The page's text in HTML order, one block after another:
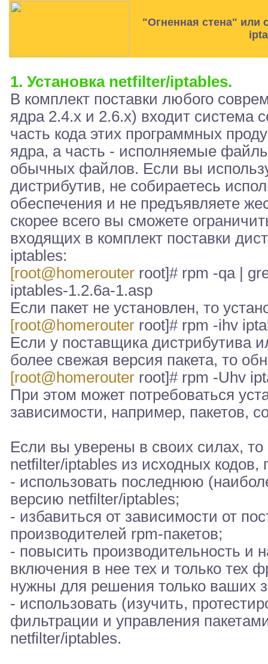
"Огненная стена" или
1. Установка netfilter/iptables.
В комплект поставки любого
ядра 2.4.x и 2.6.x) входит система
часть кода этих программных
ядра, а часть - исполняемые
обычных файлов. Если вы
дистрибутив, не собираетесь
обеспечения и не предъявляете
скорее всего вы сможете
входящих в комплект поставки
iptables:
[root@homerouter root]# rpm -qa |
iptables-1.2.6a-1.asp
Если пакет не установлен, то
[root@homerouter root]# rpm -ihv
Если у поставщика дистрибутива
более свежая версия пакета, то
[root@homerouter root]# rpm -Uhv
При этом может потребоваться
зависимости, например, пакетов,
Если вы уверены в своих силах,
netfilter/iptables из исходных
- использовать последнюю
версию netfilter/iptables;
- избавиться от зависимости от
производителей rpm-пакетов;
- повысить производительность и
включения в нее тех и только тех
нужны для решения только ваших
- использовать (изучить,
фильтрации и управления
netfilter/iptables.